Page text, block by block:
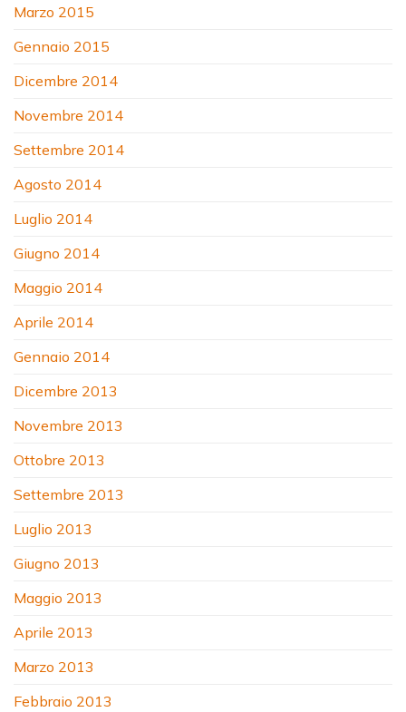
Marzo 2015
Gennaio 2015
Dicembre 2014
Novembre 2014
Settembre 2014
Agosto 2014
Luglio 2014
Giugno 2014
Maggio 2014
Aprile 2014
Gennaio 2014
Dicembre 2013
Novembre 2013
Ottobre 2013
Settembre 2013
Luglio 2013
Giugno 2013
Maggio 2013
Aprile 2013
Marzo 2013
Febbraio 2013